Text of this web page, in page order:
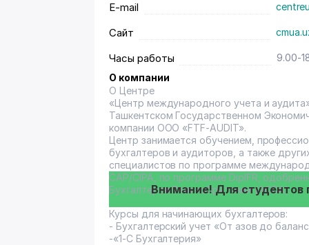
ЧЁТКИЕ ЦЕЛИ РАБОТА НА РЕЗУЛЬТАТ! Кадровое агентство «Карьера» является одним из лидеров в
результативность являются
E-mail
Сайт
Часы работы
9.00-
О компании
О Центре
«Центр международного учета и
Ташкентском Государственном
компании OOO «FTF-AUDIT».
Центр занимается обучением,
бухгалтеров и аудиторов, а также
специалистов по программе
CAP/CIPA, по программе DipIFR,
Бухгалтеров Великобритании (ACCA).
Внимание! Для студентов
Курсы для начинающих бухгалтеров:
- Бухгалтерский учет «От азов до
-«1-С Бухгалтерия»